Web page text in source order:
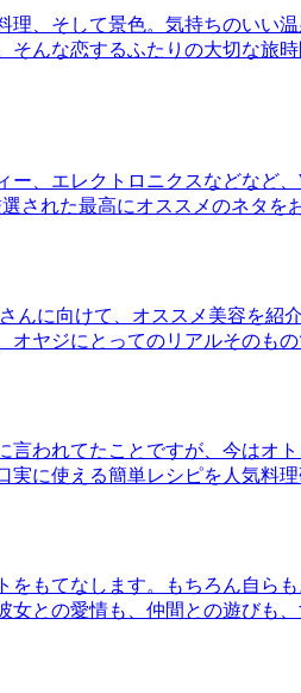
、そして景色。気持ちのいい
んな恋するふたりの大切な旅
、エレクトロニクスなどなど
された最高にオススメのネタを
んに向けて、オススメ美容を
ヤジにとってのリアルそのもの
言われてたことですが、今は
に使える簡単レシピを人気料理
もてなします。もちろん自ら
との愛情も、仲間との遊びも